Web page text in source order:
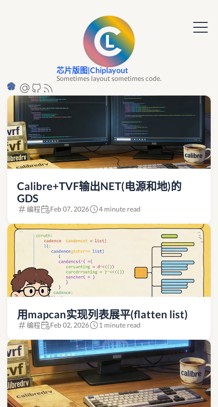
芯片版图|Chiplayout
Sometimes layout sometimes code.
Calibre+TVF输出NET(电源和地)的
GDS
编程 Feb 07, 2026 4 minute read
用mapcan实现列表展平(flatten list)
编程 Feb 02, 2026 1 minute read